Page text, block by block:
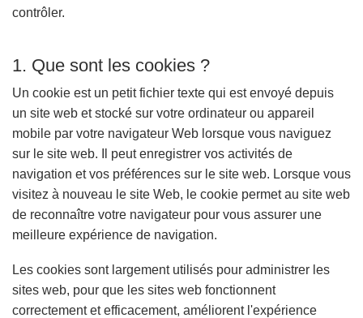
contrôler.
1. Que sont les cookies ?
Un cookie est un petit fichier texte qui est envoyé depuis
un site web et stocké sur votre ordinateur ou appareil
mobile par votre navigateur Web lorsque vous naviguez
sur le site web. Il peut enregistrer vos activités de
navigation et vos préférences sur le site web. Lorsque vous
visitez à nouveau le site Web, le cookie permet au site web
de reconnaître votre navigateur pour vous assurer une
meilleure expérience de navigation.
Les cookies sont largement utilisés pour administrer les
sites web, pour que les sites web fonctionnent
correctement et efficacement, améliorent l'expérience